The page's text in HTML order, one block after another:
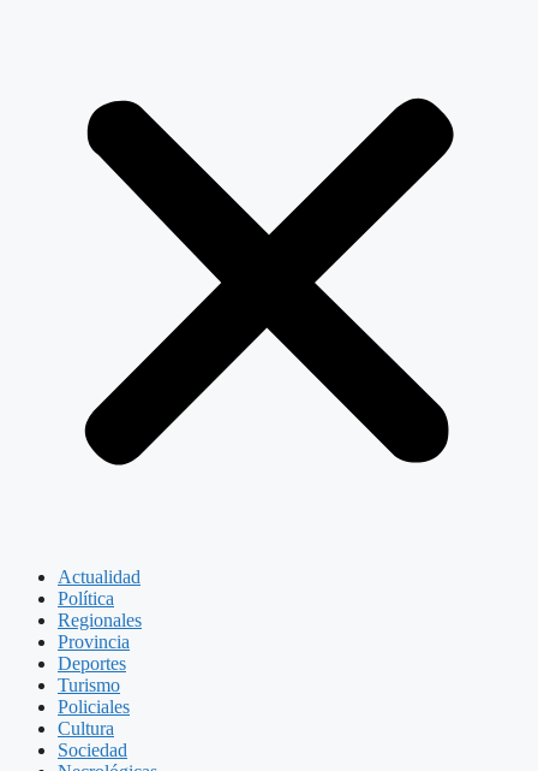
Actualidad
Política
Regionales
Provincia
Deportes
Turismo
Policiales
Cultura
Sociedad